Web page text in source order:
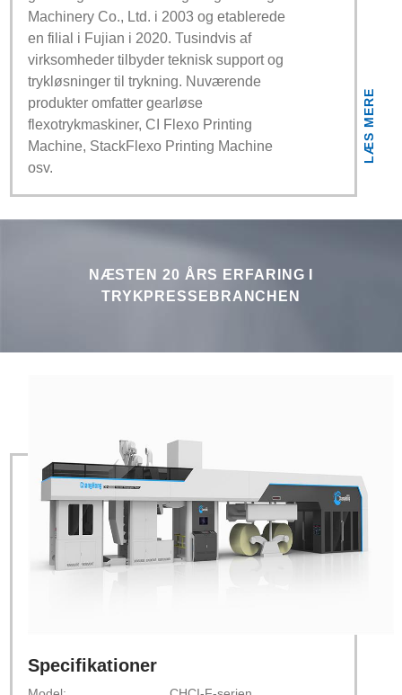
Machinery Co., Ltd. i 2003 og etablerede
en filial i Fujian i 2020. Tusindvis af
virksomheder tilbyder teknisk support og
trykløsninger til trykning. Nuværende
produkter omfatter gearløse
flexotrykmaskiner, CI Flexo Printing
Machine, StackFlexo Printing Machine
osv.
LÆS MERE
NÆSTEN 20 ÅRS ERFARING I
TRYKPRESSEBRANCHEN
Specifikationer